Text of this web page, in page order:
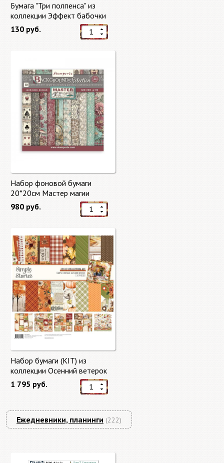
Бумага "Три полпенса" из
коллекции Эффект бабочки
"Butterfly Effect"
130 руб.
Набор фоновой бумаги
20*20см Мастер магии
"Master of Magic" 10 листов +
бонус от Stamperia
980 руб.
Набор бумаги (KIT) из
коллекции Осенний ветерок
"Autumn Breeze"
1 795 руб.
Ежедневники, планинги (222)